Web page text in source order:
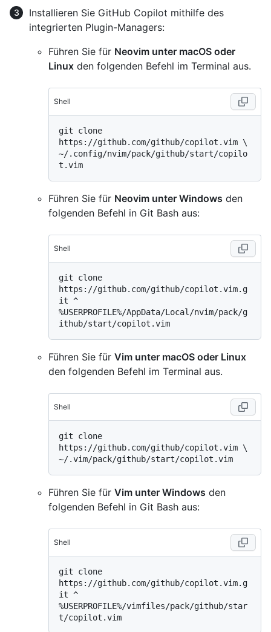
Installieren Sie GitHub Copilot mithilfe des
integrierten Plugin-Managers:
Führen Sie für Neovim unter macOS oder
Linux den folgenden Befehl im Terminal aus.
Shell
git clone
https://github.com/github/copilot.vim \
~/.config/nvim/pack/github/start/copilo
Führen Sie für Neovim unter Windows den
folgenden Befehl in Git Bash aus:
Shell
git clone
https://github.com/github/copilot.vim.g
%USERPROFILE%/AppData/Local/nvim/pack/g
ithub/start/copilot.vim
Führen Sie für Vim unter macOS oder Linux
den folgenden Befehl im Terminal aus.
Shell
git clone
https://github.com/github/copilot.vim \
Führen Sie für Vim unter Windows den
folgenden Befehl in Git Bash aus:
Shell
git clone
https://github.com/github/copilot.vim.g
%USERPROFILE%/vimfiles/pack/github/star
t/copilot.vim